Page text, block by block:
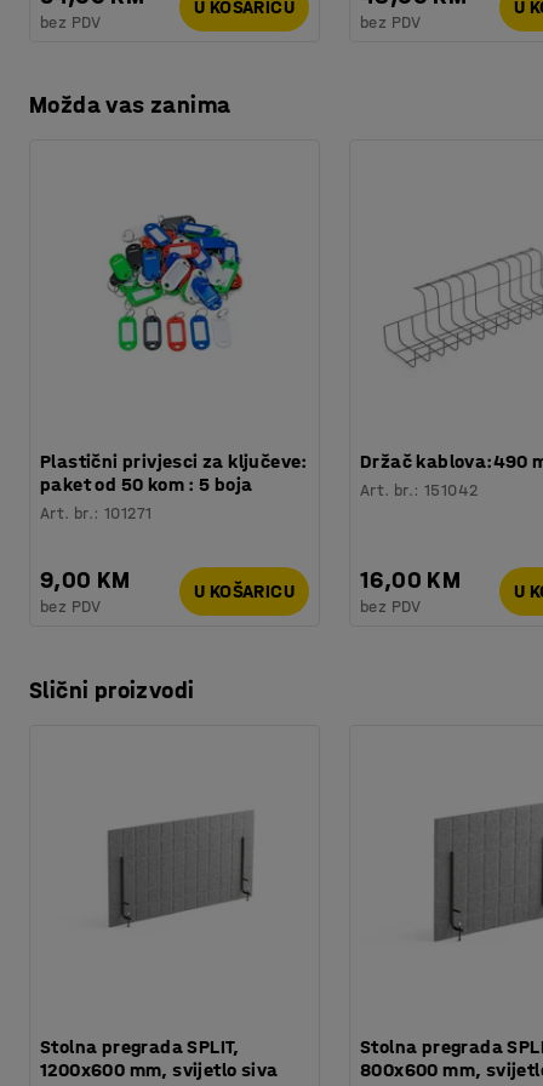
bez PDV
U KOŠARICU
bez PDV
U
Možda vas zanima
Plastični privjesci za ključeve:
paket od 50 kom : 5 boja
Art. br.:101271
9,00 KM
bez PDV
U KOŠARICU
Držač kablova:490
Art. br.:151042
16,00 KM
bez PDV
U
Slični proizvodi
Stolna pregrada SPLIT,
1200x600 mm, svijetlo siva
Stolna pregrada
800x600 mm,